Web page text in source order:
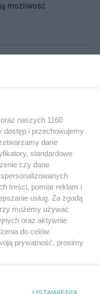
możliwość
sp. z o.o.
naszych 1160
dostęp i przechowujemy
dane
standardowe
czy dane
treści, pomiar reklam i
usług. Za zgodą
możemy używać
oraz aktywnie
do celów
prywatność, prosimy
dolnym rogu strony